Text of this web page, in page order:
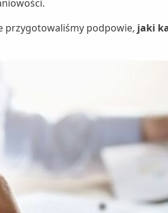
przygotowaliśmy podpowie, jaki